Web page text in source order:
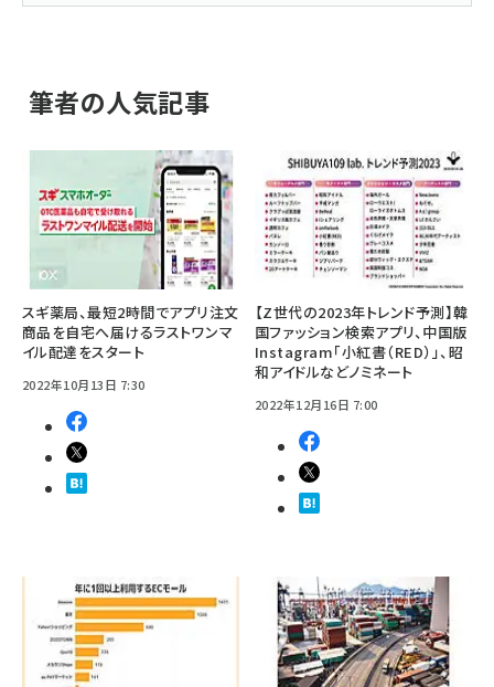
筆者の人気記事
スギ薬局、最短2時間でアプリ注文
商品を自宅へ届けるラストワンマ
イル配達をスタート
2022年10月13日 7:30
【Z世代の2023年トレンド予測】韓
国ファッション検索アプリ、中国版
Instagram「小紅書（RED）」、昭
和アイドルなどノミネート
2022年12月16日 7:00